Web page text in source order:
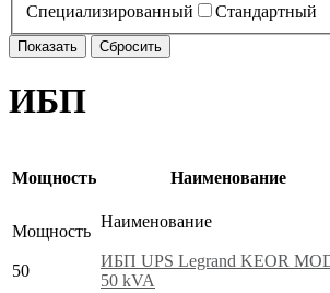
Специализированный
Стандартный
ИБП
Мощность Наименование
Мощность
50
Наименование
ИБП UPS Legrand KEOR
50 kVA